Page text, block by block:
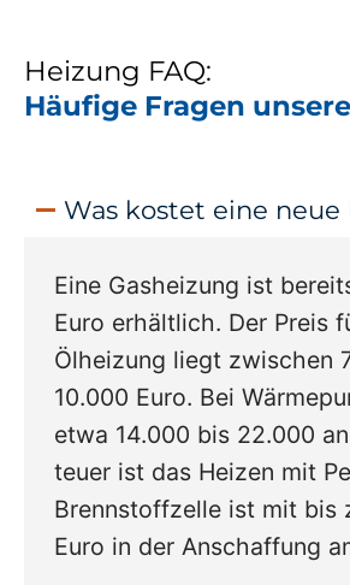
Heizung FAQ:
Häufige Fragen
Was kostet eine neue
Eine Gasheizung ist
Euro erhältlich. Der Preis
Ölheizung liegt zwischen
10.000 Euro. Bei
etwa 14.000 bis 22.000
teuer ist das Heizen mit
Brennstoffzelle ist mit bis
Euro in der Anschaffung